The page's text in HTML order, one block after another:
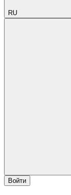
RU
Войти